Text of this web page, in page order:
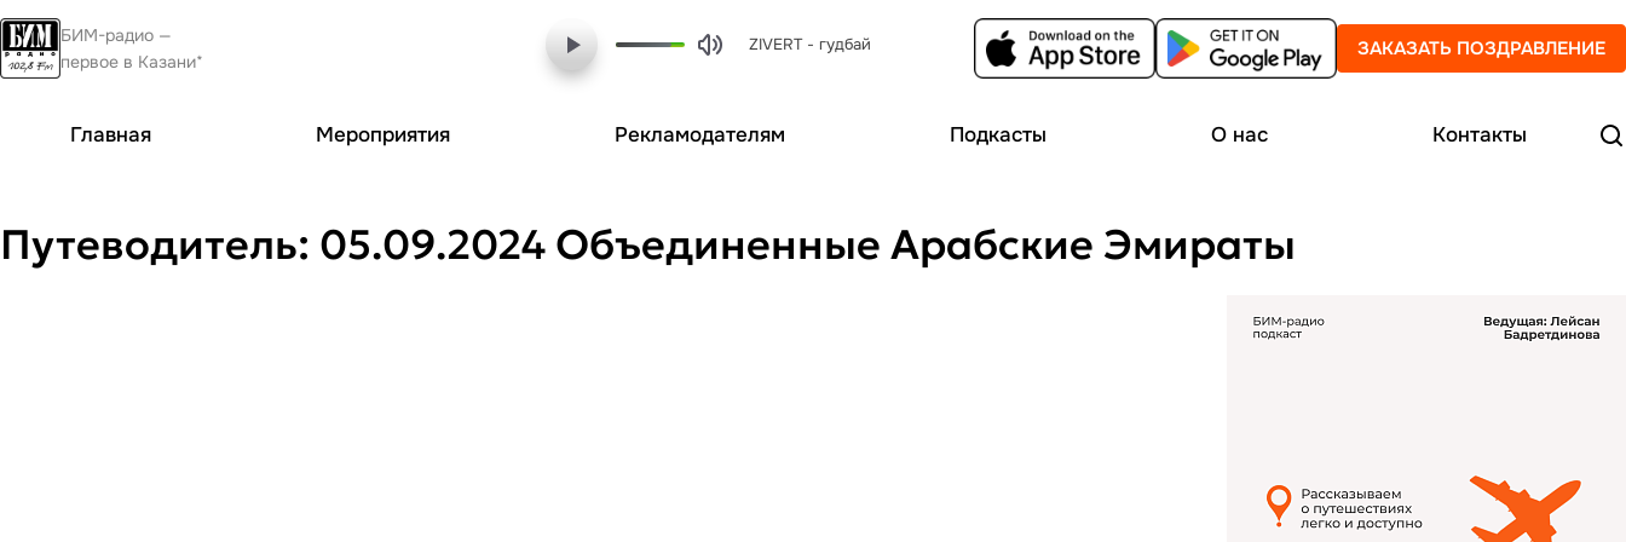
БИМ-радио —
первое в Казани*
ZIVERT - гудбай ЗАКАЗАТЬ ПОЗДРАВЛЕНИЕ
Главная Мероприятия Рекламодателям Подкасты О нас Контакты
Путеводитель: 05.09.2024 Объединенные Арабские Эмираты